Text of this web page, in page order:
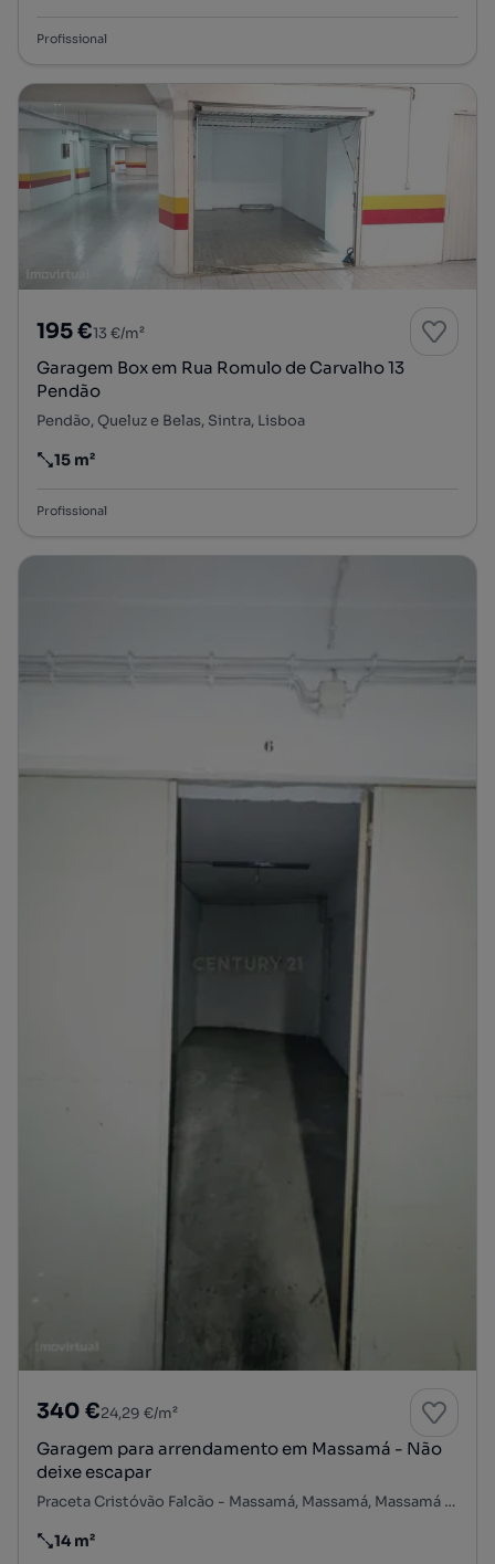
Profissional
195 €13 €/m²
Garagem Box em Rua Romulo de Carvalho 13
Pendão
Pendão, Queluz e Belas, Sintra, Lisboa
Preço por metro quadrado
15 m²
Profissional
340 €24,29 €/m²
Garagem para arrendamento em Massamá - Não
deixe escapar
Praceta Cristóvão Falcão - Massamá, Massamá, Massamá e Monte Abraão, Sintra, Lisboa
Preço por metro quadrado
14 m²